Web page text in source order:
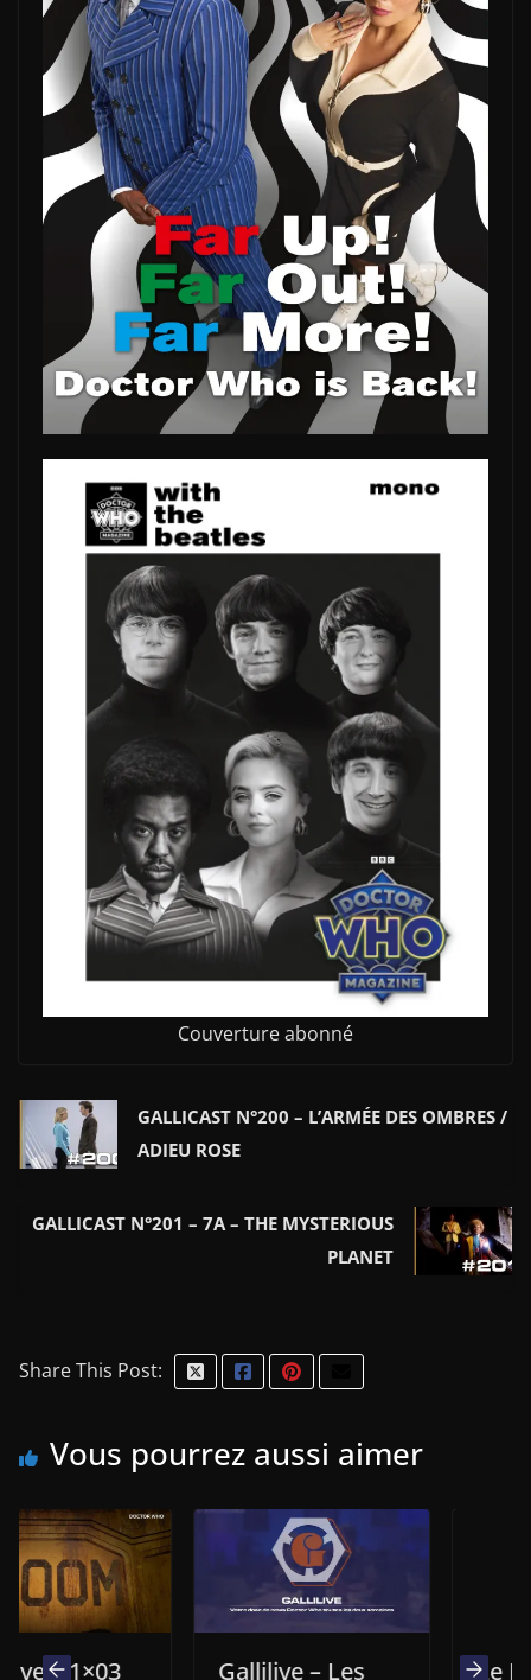
Couverture abonné
GALLICAST N°200 – L’ARMÉE DES OMBRES /
ADIEU ROSE
GALLICAST N°201 – 7A – THE MYSTERIOUS
PLANET
Share This Post:
Vous pourrez aussi aimer
Gallilive – Les Le Docteur,